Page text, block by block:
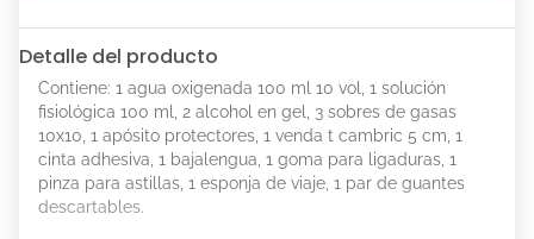
Detalle del producto
Contiene: 1 agua oxigenada 100 ml 10 vol, 1 solución
fisiológica 100 ml, 2 alcohol en gel, 3 sobres de gasas
10x10, 1 apósito protectores, 1 venda t cambric 5 cm, 1
cinta adhesiva, 1 bajalengua, 1 goma para ligaduras, 1
pinza para astillas, 1 esponja de viaje, 1 par de guantes
descartables.